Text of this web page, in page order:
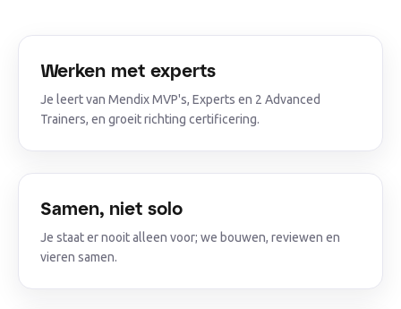
Werken met experts
Je leert van Mendix MVP's, Experts en 2 Advanced
Trainers, en groeit richting certificering.
Samen, niet solo
Je staat er nooit alleen voor; we bouwen, reviewen en
vieren samen.